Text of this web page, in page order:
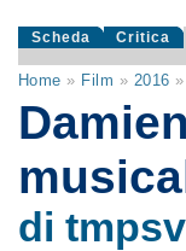
Scheda Critica
Home » Film » 2016 »
di